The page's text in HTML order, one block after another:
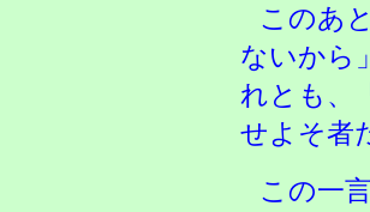
このあ
ないから
れとも、
せよそ者
この一